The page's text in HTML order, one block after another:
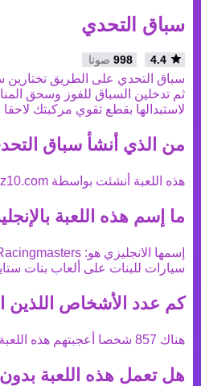
سباق التحدي
998 صوتا
سباق التحدي على الطريق تختارين
ثم تدخلين السباق للفوز وسحق
لاستبدالها بقطع تقوي مركبتك لاحقا
من الذي أنشأ سباق
هذه اللعبة أنشئت بواسطة
ما إسم هذه اللعبة
إسمها الانجليزي هو:
سيارات للبنات على ألعاب بنات
كم عدد الأشخاص اللذين
هناك 857 شخصا أعجبتهم هذه
هل تعمل هذه اللعبة